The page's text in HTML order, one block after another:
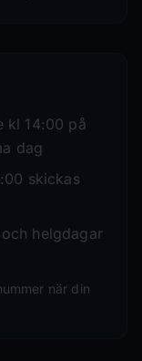
kl 14:00 på
dag
skickas
helgdagar
när din